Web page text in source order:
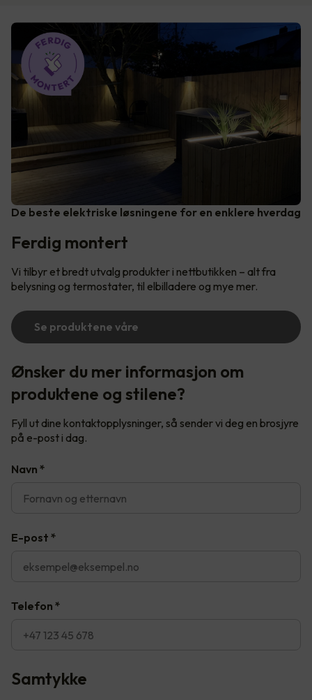
De beste elektriske løsningene for en enklere hverdag
Ferdig montert
Vi tilbyr et bredt utvalg produkter i nettbutikken – alt fra
belysning og termostater, til elbilladere og mye mer.
Se produktene våre
Ønsker du mer informasjon om
produktene og stilene?
Fyll ut dine kontaktopplysninger, så sender vi deg en brosjyre
på e-post i dag.
Navn *
E-post *
Telefon *
Samtykke